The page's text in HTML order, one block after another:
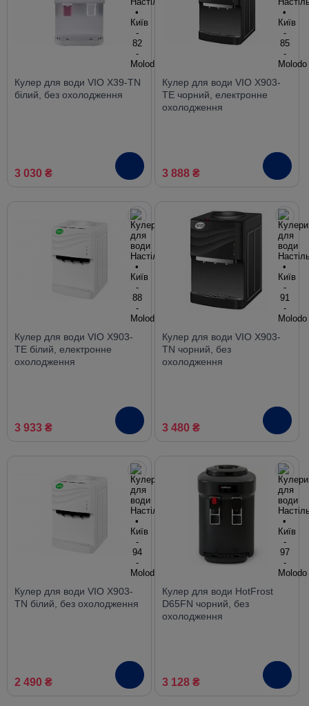
Кулер для води VIO X39-TN
білий, без охолодження
3 030 ₴
Кулер для води VIO X903-
TE чорний, електронне
охолодження
3 888 ₴
Кулер для води VIO X903-
TE білий, електронне
охолодження
3 933 ₴
Кулер для води VIO X903-
TN чорний, без
охолодження
3 480 ₴
Кулер для води VIO X903-
TN білий, без охолодження
2 490 ₴
Кулер для води HotFrost
D65FN чорний, без
охолодження
3 128 ₴